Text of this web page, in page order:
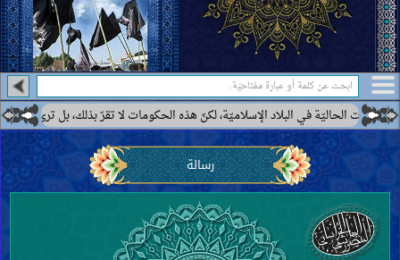
في البلاد الإسلاميّة، لكنّ هذه الحكومات لا تقرّ بذلك، بل ترى بعضها
رسالة